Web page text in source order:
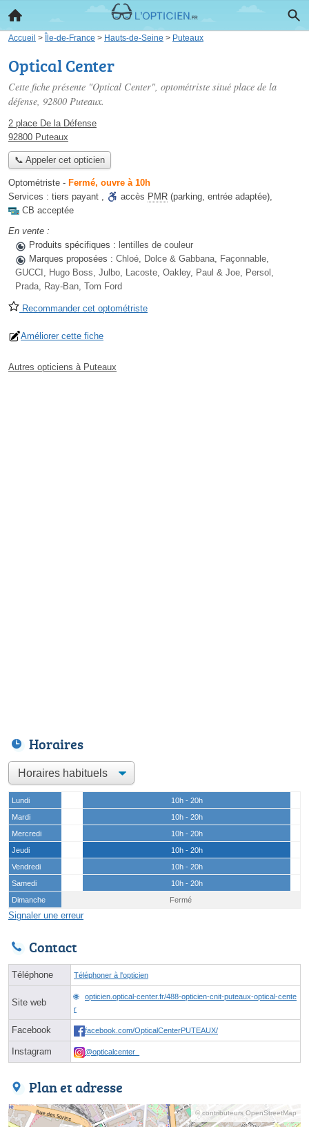
Accueil > Île-de-France > Hauts-de-Seine > Puteaux
Optical Center
Cette fiche présente "Optical Center", optométriste situé place de la
défense, 92800 Puteaux.
2 place De la Défense
92800 Puteaux
📞 Appeler cet opticien
Optométriste - Fermé, ouvre à 10h
Services : tiers payant , accès PMR (parking, entrée adaptée),
CB acceptée
En vente :
Produits spécifiques : lentilles de couleur
Marques proposées : Chloé, Dolce & Gabbana, Façonnable,
GUCCI, Hugo Boss, Julbo, Lacoste, Oakley, Paul & Joe, Persol,
Prada, Ray-Ban, Tom Ford
Recommander cet optométriste
Améliorer cette fiche
Autres opticiens à Puteaux
Horaires
Lundi
10h - 20h
Mardi
10h - 20h
Mercredi
10h - 20h
Jeudi
10h - 20h
Vendredi
10h - 20h
Samedi
10h - 20h
Dimanche
Fermé
Signaler une erreur
Contact
Téléphone Téléphoner à l'opticien
Site web
opticien.optical-center.fr/488-opticien-cnit-puteaux-optical-cente
r
Facebook facebook.com/OpticalCenterPUTEAUX/
Instagram @opticalcenter_
Plan et adresse
© contributeurs OpenStreetMap